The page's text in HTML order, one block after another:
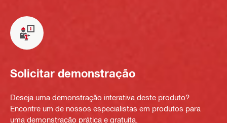
Solicitar demonstração
Deseja uma demonstração interativa deste produto?
Encontre um de nossos especialistas em produtos para
uma demonstração prática e gratuita.